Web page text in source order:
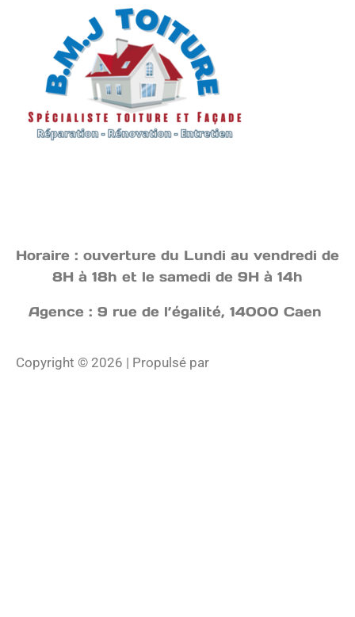
Horaire : ouverture du Lundi au vendredi de
8H à 18h et le samedi de 9H à 14h
Agence : 9 rue de l’égalité, 14000 Caen
Copyright © 2026 | Propulsé par